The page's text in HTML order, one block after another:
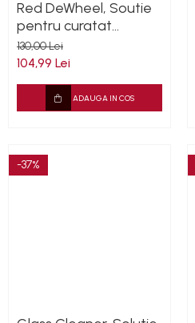
Red DeWheel, Soutie
pentru curatat
rezidurile de fier, de
pe jante, 1L
130,00 Lei
104,99 Lei
ADAUGA IN COS
-37%